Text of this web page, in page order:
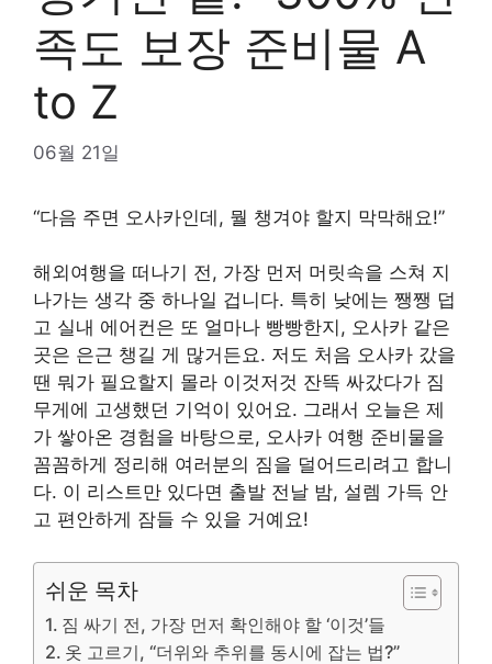
족도 보장 준비물 A
to Z
06월 21일
“다음 주면 오사카인데, 뭘 챙겨야 할지 막막해요!”
해외여행을 떠나기 전, 가장 먼저 머릿속을 스쳐 지
나가는 생각 중 하나일 겁니다. 특히 낮에는 쨍쨍 덥
고 실내 에어컨은 또 얼마나 빵빵한지, 오사카 같은
곳은 은근 챙길 게 많거든요. 저도 처음 오사카 갔을
땐 뭐가 필요할지 몰라 이것저것 잔뜩 싸갔다가 짐
무게에 고생했던 기억이 있어요. 그래서 오늘은 제
가 쌓아온 경험을 바탕으로, 오사카 여행 준비물을
꼼꼼하게 정리해 여러분의 짐을 덜어드리려고 합니
다. 이 리스트만 있다면 출발 전날 밤, 설렘 가득 안
고 편안하게 잠들 수 있을 거예요!
쉬운 목차
짐 싸기 전, 가장 먼저 확인해야 할 ‘이것’들
옷 고르기, “더위와 추위를 동시에 잡는 법?”